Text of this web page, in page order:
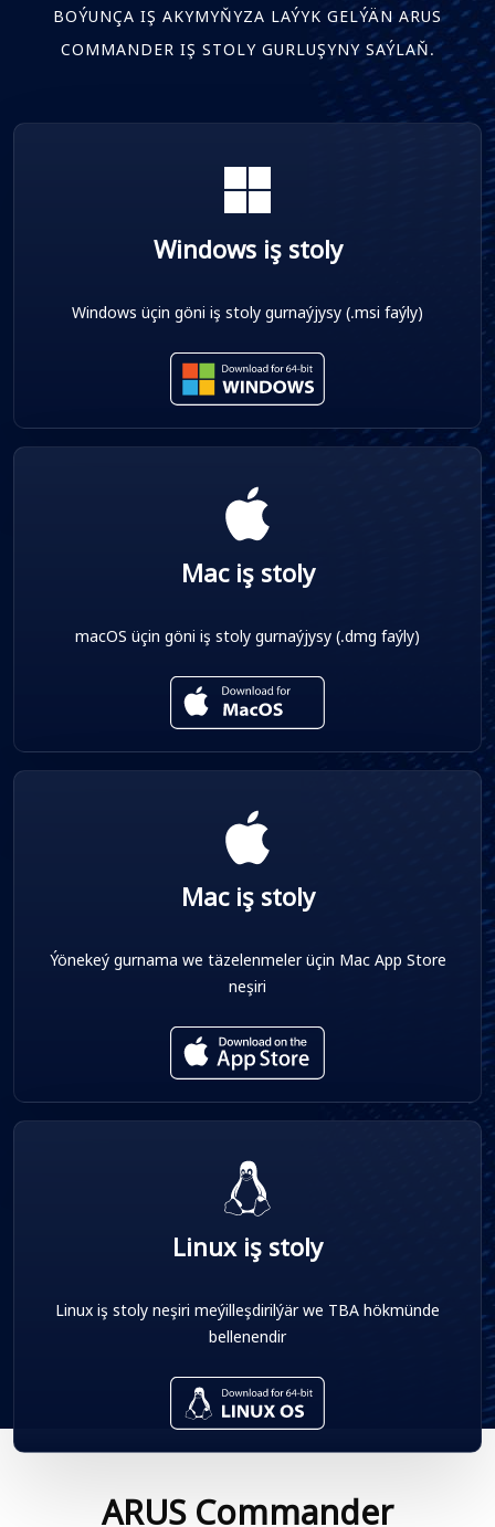
BOÝUNÇA IŞ AKYMYŇYZA LAÝYK GELÝÄN ARUS
COMMANDER IŞ STOLY GURLUŞYNY SAÝLAŇ.
Windows iş stoly
Windows üçin göni iş stoly gurnaýjysy (.msi faýly)
Mac iş stoly
macOS üçin göni iş stoly gurnaýjysy (.dmg faýly)
Mac iş stoly
Ýönekeý gurnama we täzelenmeler üçin Mac App Store
neşiri
Linux iş stoly
Linux iş stoly neşiri meýilleşdirilýär we TBA hökmünde
bellenendir